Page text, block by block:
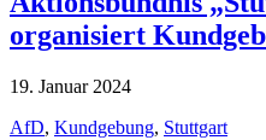
organisiert
19. Januar 2024
AfD, Kundgebung, Stuttgart